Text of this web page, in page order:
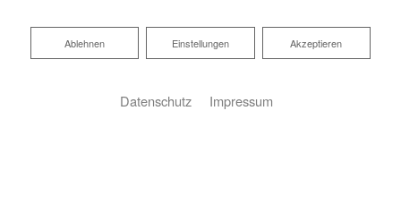
Akzeptieren
Einstellungen
Ablehnen
Ablehnen
Datenschutz Impressum